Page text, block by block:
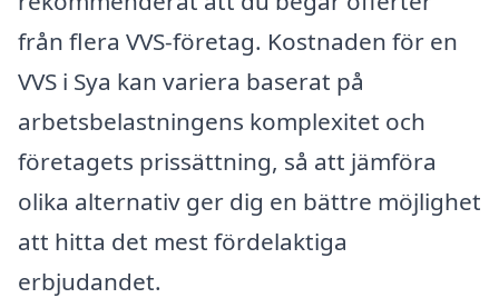
från flera VVS-företag. Kostnaden för en
VVS i Sya kan variera baserat på
arbetsbelastningens komplexitet och
företagets prissättning, så att jämföra
olika alternativ ger dig en bättre möjlighet
att hitta det mest fördelaktiga
erbjudandet.